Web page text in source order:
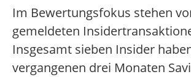
Im Bewertungsfokus stehen
gemeldeten
Insgesamt sieben Insider
vergangenen drei Monaten